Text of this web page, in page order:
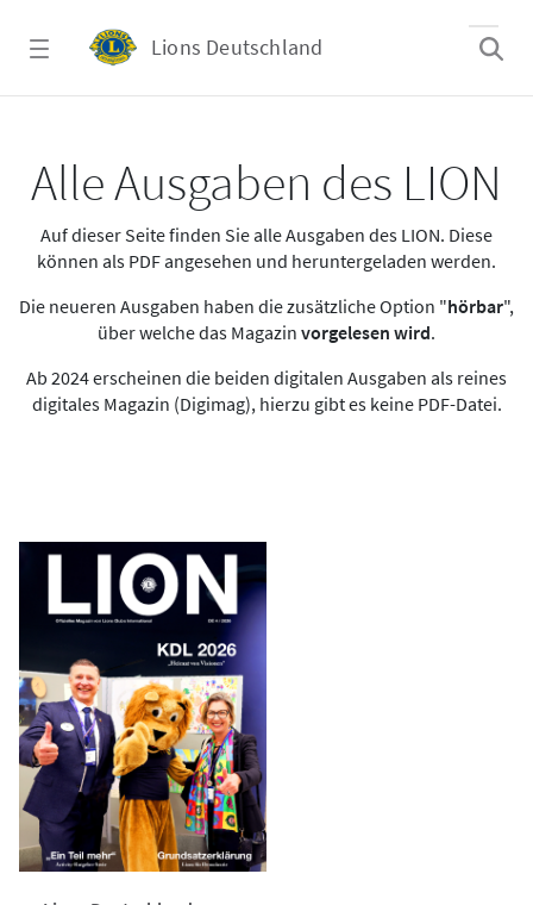
Lions Deutschland
Alle Ausgaben des LION
Auf dieser Seite finden Sie alle Ausgaben des LION. Diese
können als PDF angesehen und heruntergeladen werden.
Die neueren Ausgaben haben die zusätzliche Option "hörbar",
über welche das Magazin vorgelesen wird.
Ab 2024 erscheinen die beiden digitalen Ausgaben als reines
digitales Magazin (Digimag), hierzu gibt es keine PDF-Datei.